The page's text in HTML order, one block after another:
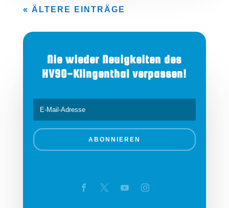
« ÄLTERE EINTRÄGE
Nie wieder Neuigkeiten des
HV90-Klingenthal verpassen!
ABONNIEREN